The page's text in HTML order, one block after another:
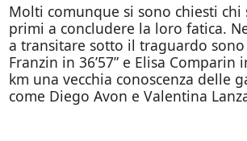
Molti comunque si sono chiesti chi
primi a concludere la loro fatica.
a transitare sotto il traguardo
Franzin in 36’57” e Elisa Comparin
km una vecchia conoscenza delle
come Diego Avon e Valentina